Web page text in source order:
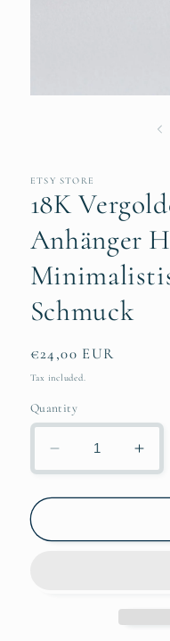
ETSY STORE
18K
Anhänger
Schmuck
Regular
price
€24,00 EUR
Tax included.
Quantity
Decrease
quantity
for
for